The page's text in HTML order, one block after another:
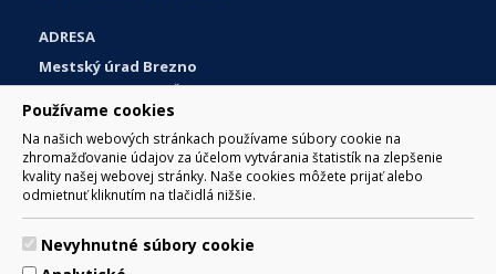
Používame cookies
Na našich webových stránkach používame súbory cookie na
zhromažďovanie údajov za účelom vytvárania štatistík na zlepšenie
kvality našej webovej stránky. Naše cookies môžete prijať alebo
odmietnuť kliknutím na tlačidlá nižšie.
Nevyhnutné súbory cookie
ADRESA
Mestský úrad Brezno
Námestie gen. M. R. Štefánika 1
977 01 Brezno
Slovakia (Slovak Republic)
© 2017 Mesto Brezno, Námestie gen. M. R. Štefánika 1, Brezno